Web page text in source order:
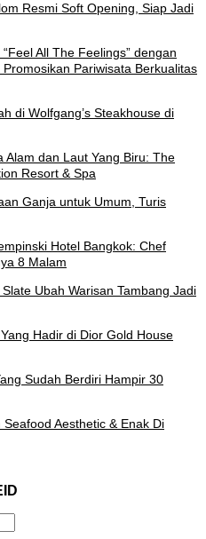
Resmi Soft Opening, Siap Jadi
All The Feelings” dengan
Pariwisata Berkualitas
di Wolfgang’s Steakhouse di
Alam dan Laut Yang Biru: The
Resort & Spa
Ganja untuk Umum, Turis
Hotel Bangkok: Chef
8 Malam
Ubah Warisan Tambang Jadi
Hadir di Dior Gold House
Sudah Berdiri Hampir 30
Aesthetic & Enak Di